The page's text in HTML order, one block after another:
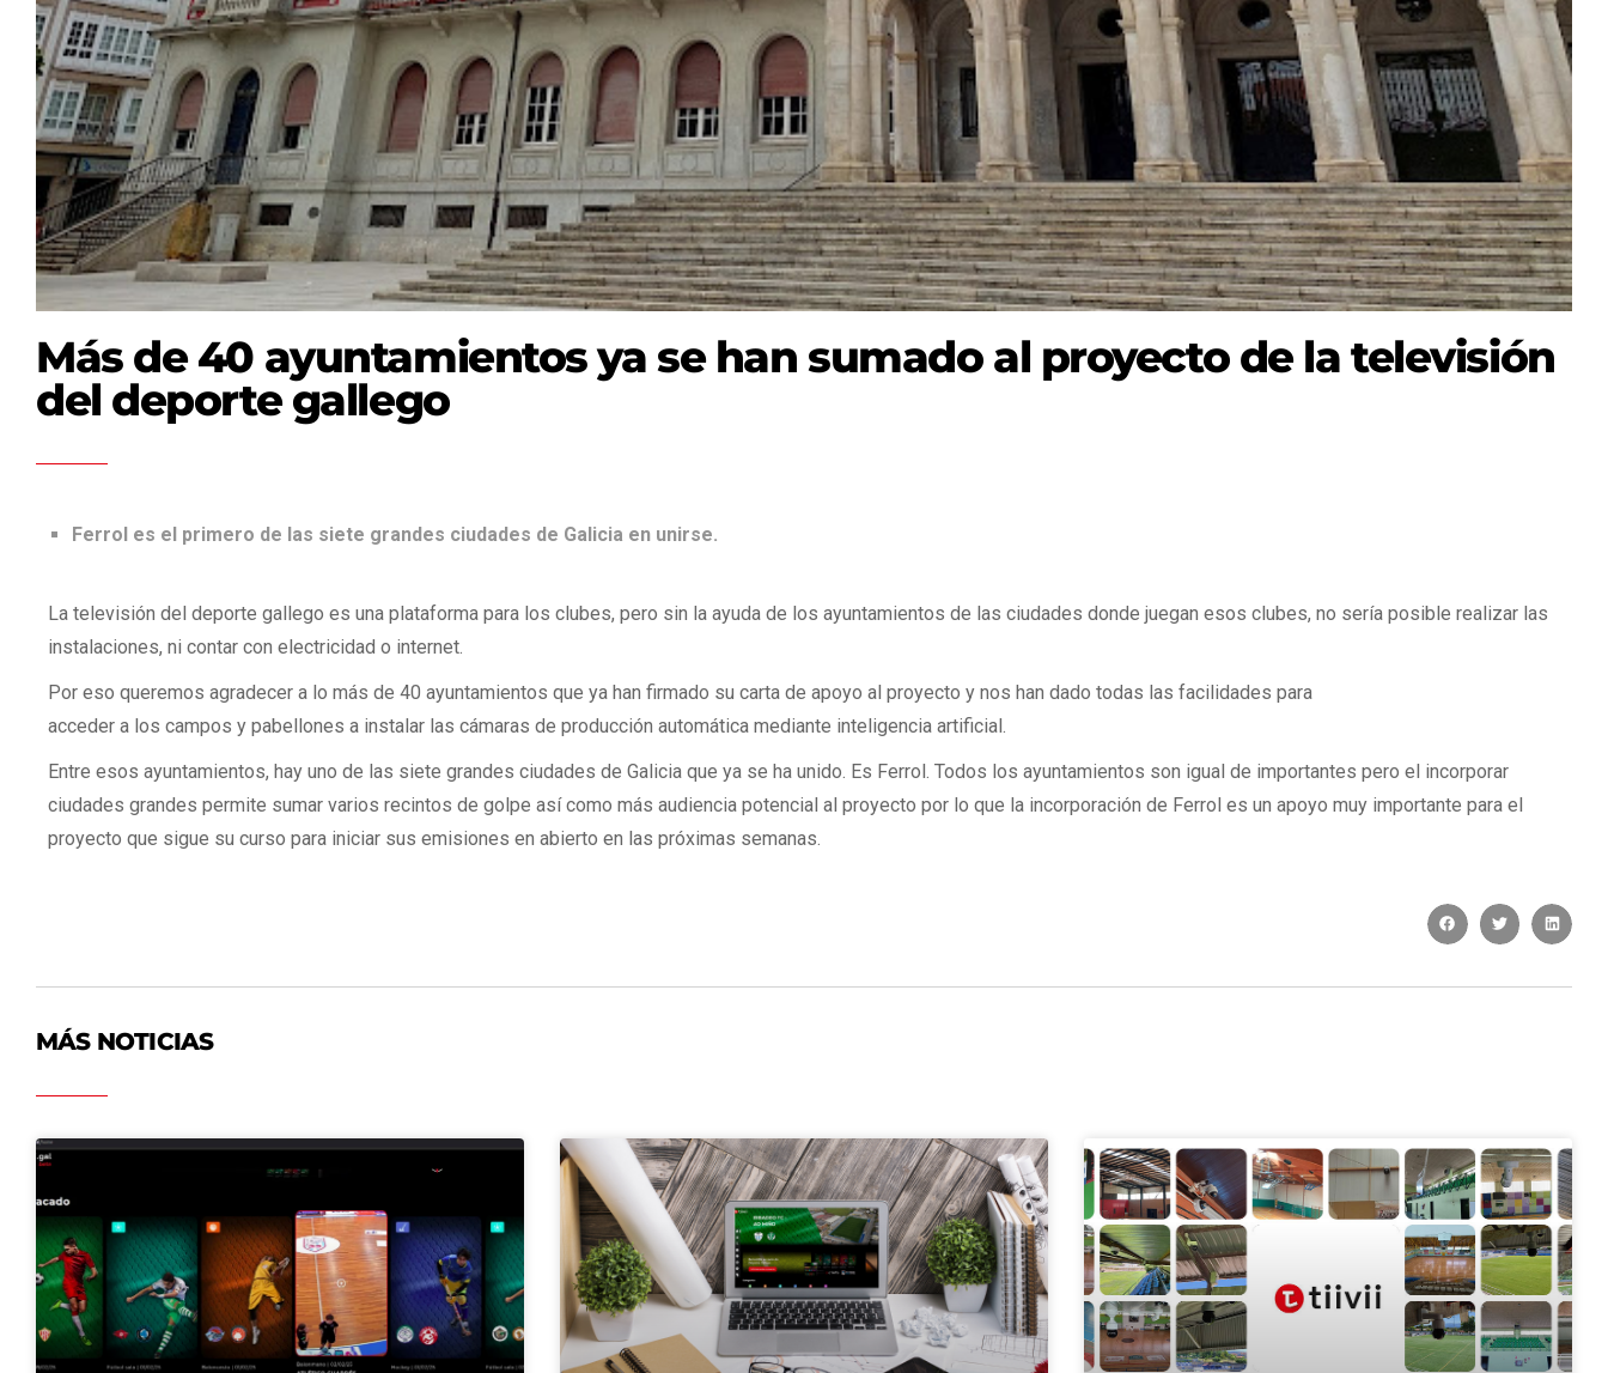
Más de 40 ayuntamientos ya se han sumado al proyecto de la televisión
del deporte gallego
Ferrol es el primero de las siete grandes ciudades de Galicia en unirse.
La televisión del deporte gallego es una plataforma para los clubes, pero sin la ayuda de los ayuntamientos de las ciudades donde juegan esos clubes, no sería posible realizar las
instalaciones, ni contar con electricidad o internet.
Por eso queremos agradecer a lo más de 40 ayuntamientos que ya han firmado su carta de apoyo al proyecto y nos han dado todas las facilidades para
acceder a los campos y pabellones a instalar las cámaras de producción automática mediante inteligencia artificial.
Entre esos ayuntamientos, hay uno de las siete grandes ciudades de Galicia que ya se ha unido. Es Ferrol. Todos los ayuntamientos son igual de importantes pero el incorporar
ciudades grandes permite sumar varios recintos de golpe así como más audiencia potencial al proyecto por lo que la incorporación de Ferrol es un apoyo muy importante para el
proyecto que sigue su curso para iniciar sus emisiones en abierto en las próximas semanas.
MÁS NOTICIAS